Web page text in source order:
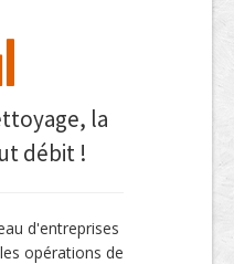
la
débit !
d'entreprises
opérations de